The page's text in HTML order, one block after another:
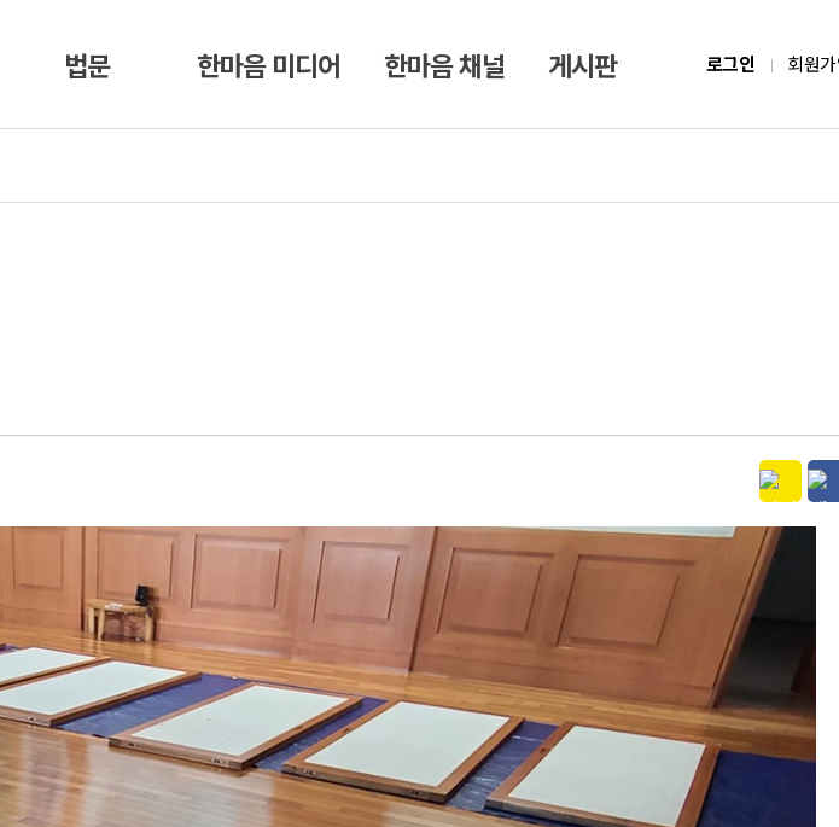
법문 한마음 미디어 한마음 채널 게시판 로그인 회원